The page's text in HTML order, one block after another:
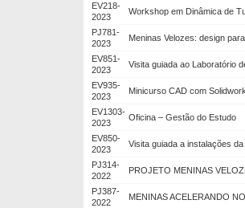
EV218-
2023
Workshop em Dinâmica de
PJ781-
2023
Meninas Velozes: design
EV851-
2023
Visita guiada ao Laboratório
EV935-
2023
Minicurso CAD com
EV1303-
2023
Oficina – Gestão do Estudo
EV850-
2023
Visita guiada a instalações
PJ314-
2022
PROJETO MENINAS
PJ387-
2022
MENINAS ACELERANDO